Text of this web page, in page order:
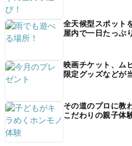
全天候型スポット
屋内で一日たっぷ
映画チケット、ム
限定グッズなどが
その道のプロに教
こだわりの親子体